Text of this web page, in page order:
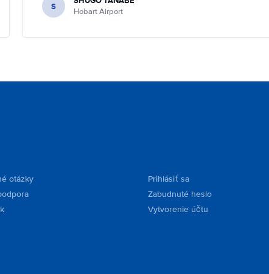
S Hobart Airport
otázky
Prihlásiť sa
Zabudnuté heslo
Vytvorenie účtu